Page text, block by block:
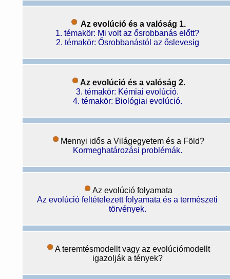
Az evolúció és a valóság 1.
1. témakör: Mi volt az ősrobbanás előtt?
2. témakör: Ősrobbanástól az őslevesig
Az evolúció és a valóság 2.
3. témakör: Kémiai evolúció.
4. témakör: Biológiai evolúció.
Mennyi idős a Világegyetem és a Föld?
Kormeghatározási problémák.
Az evolúció folyamata
Az evolúció feltételezett folyamata és a természeti
törvények.
A teremtésmodellt vagy az evolúciómodellt
igazolják a tények?